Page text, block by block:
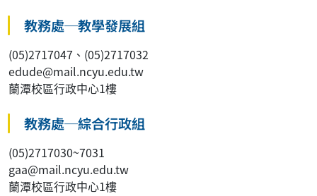
教務處─教學發展組
(05)2717047、(05)2717032
edude@mail.ncyu.edu.tw
蘭潭校區行政中心1樓
教務處─綜合行政組
(05)2717030~7031
gaa@mail.ncyu.edu.tw
蘭潭校區行政中心1樓